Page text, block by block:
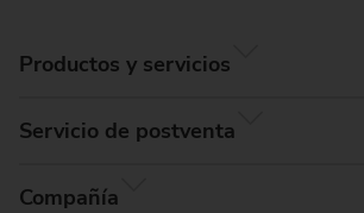
Productos y servicios
Servicio de postventa
Compañía